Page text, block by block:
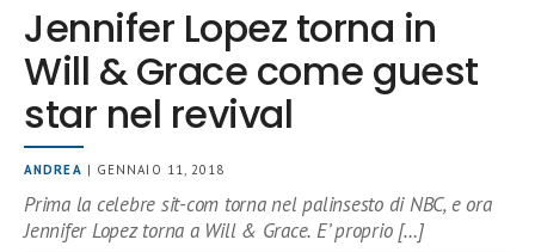
Jennifer Lopez torna in
Will & Grace come guest
star nel revival
ANDREA | GENNAIO 11, 2018
Prima la celebre sit-com torna nel palinsesto di NBC, e ora
Jennifer Lopez torna a Will & Grace. E’ proprio […]